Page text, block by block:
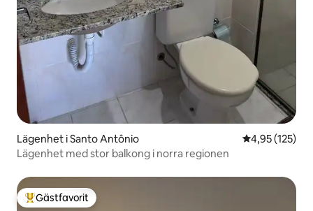
Lägenhet i Santo Antônio 4,95 av 5 i
4,95 (125)
Lägenhet med stor balkong i norra regionen
Populär gästfavorit
Gästfavorit